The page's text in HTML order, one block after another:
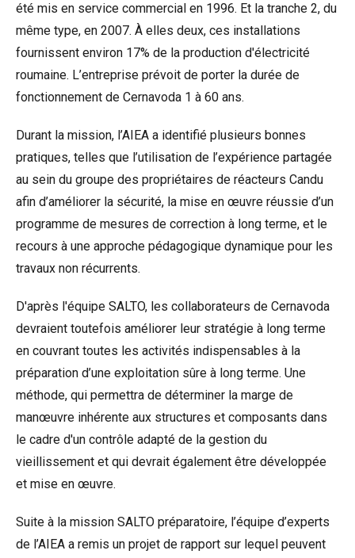
été mis en service commercial en 1996. Et la tranche 2, du
même type, en 2007. À elles deux, ces installations
fournissent environ 17% de la production d'électricité
roumaine. L’entreprise prévoit de porter la durée de
fonctionnement de Cernavoda 1 à 60 ans.
Durant la mission, l’AIEA a identifié plusieurs bonnes
pratiques, telles que l’utilisation de l’expérience partagée
au sein du groupe des propriétaires de réacteurs Candu
afin d’améliorer la sécurité, la mise en œuvre réussie d’un
programme de mesures de correction à long terme, et le
recours à une approche pédagogique dynamique pour les
travaux non récurrents.
D'après l'équipe SALTO, les collaborateurs de Cernavoda
devraient toutefois améliorer leur stratégie à long terme
en couvrant toutes les activités indispensables à la
préparation d’une exploitation sûre à long terme. Une
méthode, qui permettra de déterminer la marge de
manœuvre inhérente aux structures et composants dans
le cadre d'un contrôle adapté de la gestion du
vieillissement et qui devrait également être développée
et mise en œuvre.
Suite à la mission SALTO préparatoire, l’équipe d’experts
de l’AIEA a remis un projet de rapport sur lequel peuvent